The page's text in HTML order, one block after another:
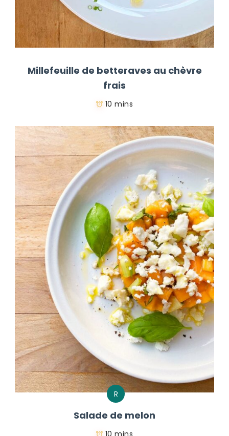
Millefeuille de betteraves au chèvre
frais
10 mins
R
Salade de melon